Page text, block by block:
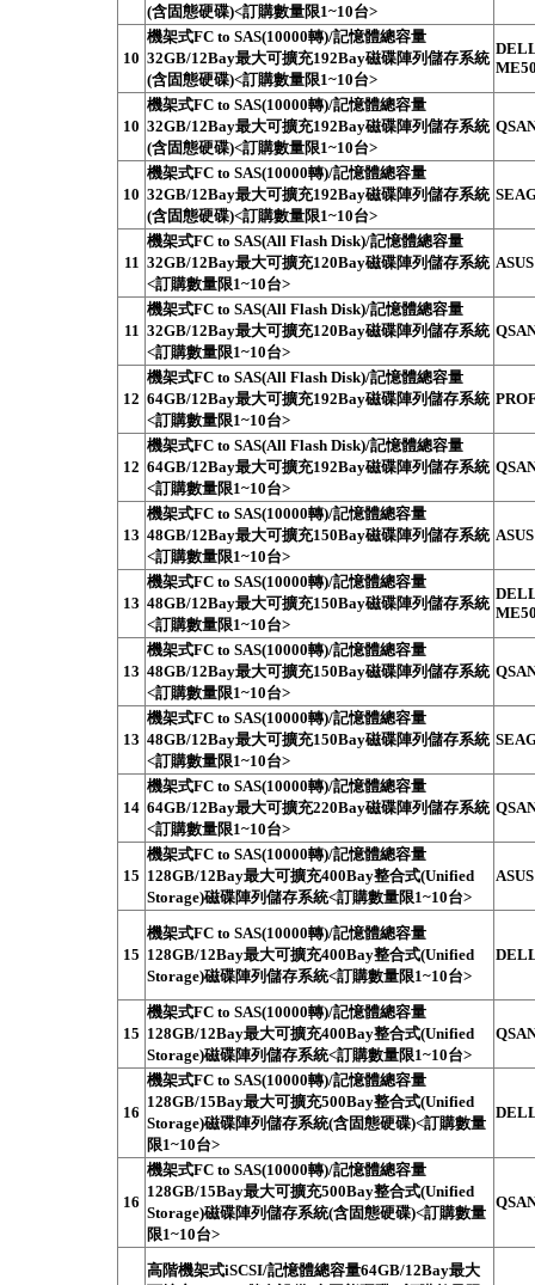
(含固態硬碟)<訂購數量限1~10台>
10
機架式FC to SAS(10000轉)/記憶體總容量
32GB/12Bay最大可擴充192Bay磁碟陣列儲存系統
(含固態硬碟)<訂購數量限1~10台>
10
機架式FC to SAS(10000轉)/記憶體總容量
32GB/12Bay最大可擴充192Bay磁碟陣列儲存系統
(含固態硬碟)<訂購數量限1~10台>
10
機架式FC to SAS(10000轉)/記憶體總容量
32GB/12Bay最大可擴充192Bay磁碟陣列儲存系統
(含固態硬碟)<訂購數量限1~10台>
11
機架式FC to SAS(All Flash Disk)/記憶體總容量
32GB/12Bay最大可擴充120Bay磁碟陣列儲存系統
<訂購數量限1~10台>
11
機架式FC to SAS(All Flash Disk)/記憶體總容量
32GB/12Bay最大可擴充120Bay磁碟陣列儲存系統
<訂購數量限1~10台>
12
機架式FC to SAS(All Flash Disk)/記憶體總容量
64GB/12Bay最大可擴充192Bay磁碟陣列儲存系統
<訂購數量限1~10台>
12
機架式FC to SAS(All Flash Disk)/記憶體總容量
64GB/12Bay最大可擴充192Bay磁碟陣列儲存系統
<訂購數量限1~10台>
13
機架式FC to SAS(10000轉)/記憶體總容量
48GB/12Bay最大可擴充150Bay磁碟陣列儲存系統
<訂購數量限1~10台>
13
機架式FC to SAS(10000轉)/記憶體總容量
48GB/12Bay最大可擴充150Bay磁碟陣列儲存系統
<訂購數量限1~10台>
13
機架式FC to SAS(10000轉)/記憶體總容量
48GB/12Bay最大可擴充150Bay磁碟陣列儲存系統
<訂購數量限1~10台>
13
機架式FC to SAS(10000轉)/記憶體總容量
48GB/12Bay最大可擴充150Bay磁碟陣列儲存系統
<訂購數量限1~10台>
14
機架式FC to SAS(10000轉)/記憶體總容量
64GB/12Bay最大可擴充220Bay磁碟陣列儲存系統
<訂購數量限1~10台>
15
機架式FC to SAS(10000轉)/記憶體總容量
128GB/12Bay最大可擴充400Bay整合式(Unified
Storage)磁碟陣列儲存系統<訂購數量限1~10台>
15
機架式FC to SAS(10000轉)/記憶體總容量
128GB/12Bay最大可擴充400Bay整合式(Unified
Storage)磁碟陣列儲存系統<訂購數量限1~10台>
15
機架式FC to SAS(10000轉)/記憶體總容量
128GB/12Bay最大可擴充400Bay整合式(Unified
Storage)磁碟陣列儲存系統<訂購數量限1~10台>
16
機架式FC to SAS(10000轉)/記憶體總容量
128GB/15Bay最大可擴充500Bay整合式(Unified
Storage)磁碟陣列儲存系統(含固態硬碟)<訂購數量
限1~10台>
16
機架式FC to SAS(10000轉)/記憶體總容量
128GB/15Bay最大可擴充500Bay整合式(Unified
Storage)磁碟陣列儲存系統(含固態硬碟)<訂購數量
限1~10台>
高階機架式iSCSI/記憶體總容量64GB/12Bay最大